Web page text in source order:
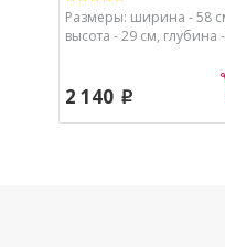
Размеры: ширина - 58
высота - 29 см, глубина
2 140 p